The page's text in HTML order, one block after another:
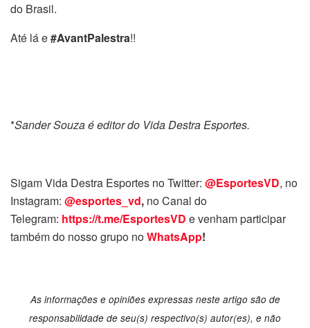
do Brasil.
Até lá e#AvantPalestra!!
*Sander Souza é editor do Vida Destra Esportes.
Sigam Vida Destra Esportes no Twitter: @EsportesVD, no
Instagram: @esportes_vd, no Canal do
Telegram: https://t.me/EsportesVD e venham participar
também do nosso grupo noWhatsApp!
As informações e opiniões expressas neste artigo são de
responsabilidade de seu(s) respectivo(s) autor(es), e não